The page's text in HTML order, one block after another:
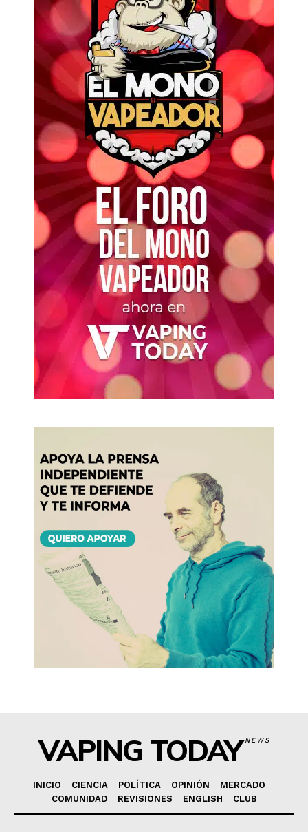
VAPING TODAYNEWS
INICIO CIENCIA POLÍTICA OPINIÓN
MERCADO
COMUNIDAD
REVISIONES ENGLISH CLUB